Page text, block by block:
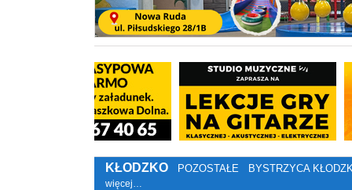
KŁODZKO POZOSTAŁE BYSTRZYCA
więcej…